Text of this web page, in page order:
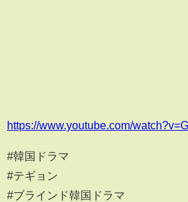
https://www.youtube.com/
#韓国ドラマ
#テギョン
#ブラインド韓国ドラマ